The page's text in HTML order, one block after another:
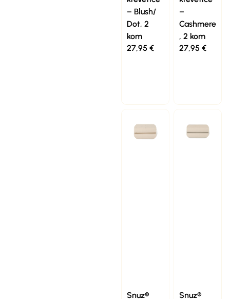
– Blush/
Dot, 2
kom
27,95 €
–
Cashmere
, 2 kom
27,95 €
Snuz® Snuz®